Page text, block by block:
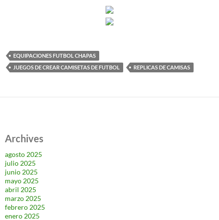
EQUIPACIONES FUTBOL CHAPAS
JUEGOS DE CREAR CAMISETAS DE FUTBOL
REPLICAS DE CAMISAS
Archives
agosto 2025
julio 2025
junio 2025
mayo 2025
abril 2025
marzo 2025
febrero 2025
enero 2025